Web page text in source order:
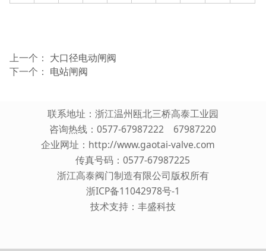
上一个： 大口径电动闸阀
下一个： 电站闸阀
联系地址：浙江温州瓯北三桥高泰工业园
咨询热线：0577-67987222 67987220
企业网址： http://www.gaotai-valve.com
传真号码：0577-67987225
浙江高泰阀门制造有限公司版权所有
浙ICP备11042978号-1
技术支持： 丰盛科技